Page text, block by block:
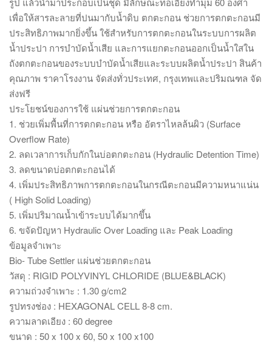
เพื่อให้สารละลายที่ปนมากับน้ำดิบ ตกตะกอน ช่วยการตกตะกอนมี
ประสิทธิภาพมากยิ่งขึ้น ใช้สำหรับการตกตะกอนในระบบการผลิต
น้ำประปา การบำบัดน้ำเสีย และการแยกตะกอนออกเป็นน้ำใสใน
ถังตกตะกอนของระบบบำบัดน้ำเสียและระบบผลิตน้ำประปา สินค้า
คุณภาพ ราคาโรงงาน จัดส่งทั่วประเทศ, กรุงเทพและปริมณฑล จัด
ส่งฟรี
ประโยชน์ของการใช้ แผ่นช่วยการตกตะกอน
1. ช่วยเพิ่มพื้นที่การตกตะกอน หรือ อัตราไหลล้นผิว (Surface
Overflow Rate)
2. ลดเวลาการเก็บกักในบ่อตกตะกอน (Hydraulic Detention Time)
3. ลดขนาดบ่อตกตะกอนได้
4. เพิ่มประสิทธิภาพการตกตะกอนในกรณีตะกอนมีความหนาแน่น
( High Solid Loading)
5. เพิ่มปริมาณน้ำเข้าระบบได้มากขึ้น
6. ขจัดปัญหา Hydraulic Over Loading และ Peak Loading
ข้อมูลจำเพาะ
Bio- Tube Settler แผ่นช่วยตกตะกอน
วัสดุ : RIGID POLYVINYL CHLORIDE (BLUE&BLACK)
ความถ่วงจำเพาะ : 1.30 g/cm2
รูปทรงช่อง : HEXAGONAL CELL 8-8 cm.
ความลาดเอียง : 60 degree
ขนาด : 50 x 100 x 60, 50 x 100 x100